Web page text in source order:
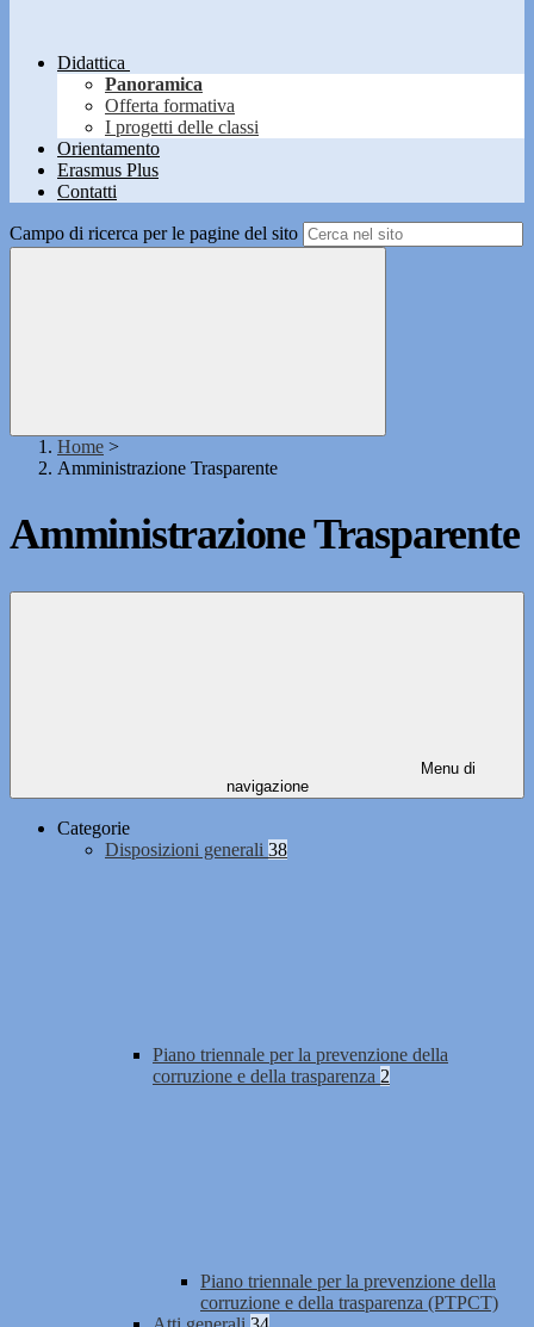
Didattica
Panoramica
Offerta formativa
I progetti delle classi
Orientamento
Erasmus Plus
Contatti
Campo di ricerca per le pagine del sito
Home >
Amministrazione Trasparente
Amministrazione Trasparente
Menu di
navigazione
Categorie
Disposizioni generali 38
Piano triennale per la prevenzione della
corruzione e della trasparenza 2
Piano triennale per la prevenzione della
corruzione e della trasparenza (PTPCT)